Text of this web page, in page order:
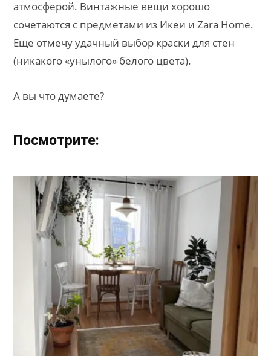
атмосферой. Винтажные вещи хорошо
сочетаются с предметами из Икеи и Zara Home.
Еще отмечу удачный выбор краски для стен
(никакого «унылого» белого цвета).
А вы что думаете?
Посмотрите: